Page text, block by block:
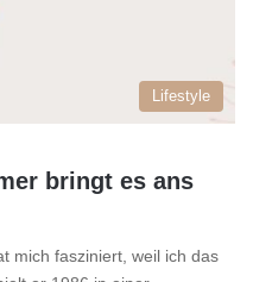
Lifestyle
bringt es ans
mich fasziniert, weil ich das